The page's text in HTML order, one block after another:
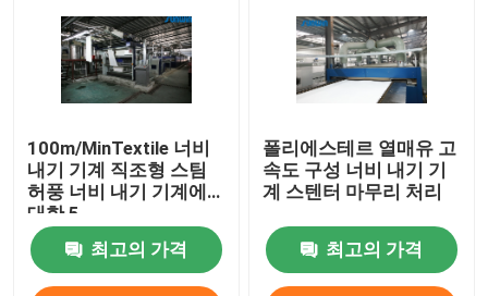
100m/MinTextile 너비
내기 기계 직조형 스팀
허풍 너비 내기 기계에
대한 5
최고의 가격
폴리에스테르 열매유 고
속도 구성 너비 내기 기
계 스텐터 마무리 처리
최고의 가격